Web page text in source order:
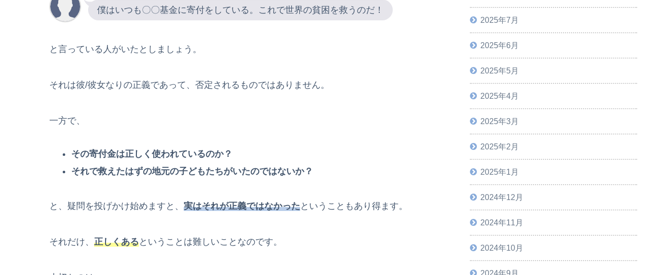
僕はいつも〇〇基金に寄付をしている。これで世界の貧困を救うのだ！
と言っている人がいたとしましょう。
それは彼/彼女なりの正義であって、否定されるものではありません。
一方で、
その寄付金は正しく使われているのか？
それで救えたはずの地元の子どもたちがいたのではないか？
と、疑問を投げかけ始めますと、 実はそれが正義ではなかったということもあり得ます。
それだけ、 正しくあるということは難しいことなのです。
2025年7月
2025年6月
2025年5月
2025年4月
2025年3月
2025年2月
2025年1月
2024年12月
2024年11月
2024年10月
2024年9月